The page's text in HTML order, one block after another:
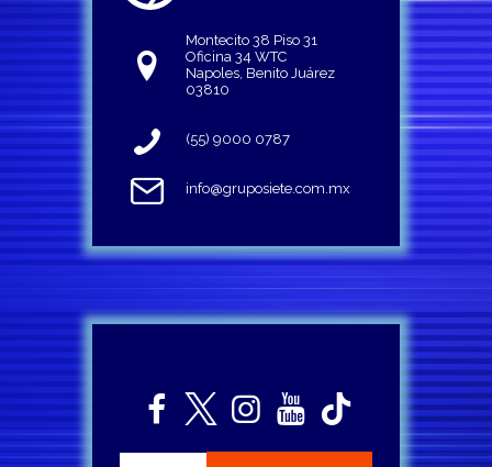
Montecito 38 Piso 31
Oficina 34 WTC
Napoles, Benito Juárez
03810
(55) 9000 0787
info@gruposiete.com.mx